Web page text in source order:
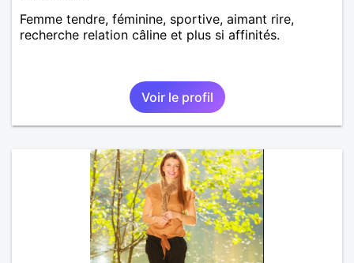
Femme tendre, féminine, sportive, aimant rire,
recherche relation câline et plus si affinités.
Voir le profil